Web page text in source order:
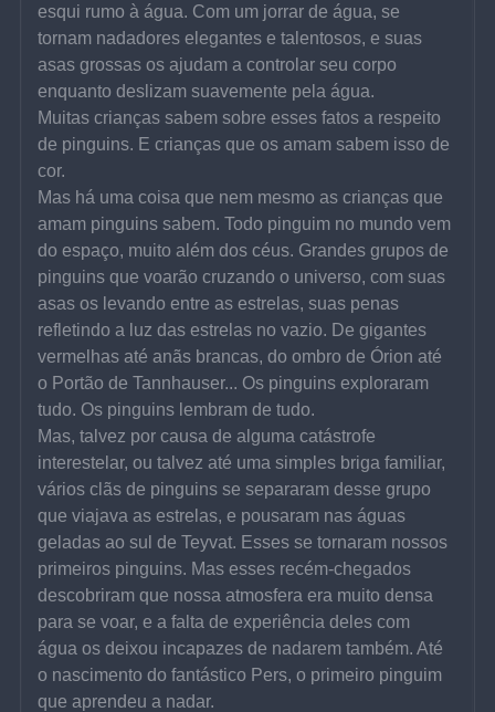
esqui rumo à água. Com um jorrar de água, se
tornam nadadores elegantes e talentosos, e suas
asas grossas os ajudam a controlar seu corpo
enquanto deslizam suavemente pela água.
Muitas crianças sabem sobre esses fatos a respeito
de pinguins. E crianças que os amam sabem isso de
cor.
Mas há uma coisa que nem mesmo as crianças que
amam pinguins sabem. Todo pinguim no mundo vem
do espaço, muito além dos céus. Grandes grupos de
pinguins que voarão cruzando o universo, com suas
asas os levando entre as estrelas, suas penas
refletindo a luz das estrelas no vazio. De gigantes
vermelhas até anãs brancas, do ombro de Órion até
o Portão de Tannhauser... Os pinguins exploraram
tudo. Os pinguins lembram de tudo.
Mas, talvez por causa de alguma catástrofe
interestelar, ou talvez até uma simples briga familiar,
vários clãs de pinguins se separaram desse grupo
que viajava as estrelas, e pousaram nas águas
geladas ao sul de Teyvat. Esses se tornaram nossos
primeiros pinguins. Mas esses recém-chegados
descobriram que nossa atmosfera era muito densa
para se voar, e a falta de experiência deles com
água os deixou incapazes de nadarem também. Até
o nascimento do fantástico Pers, o primeiro pinguim
que aprendeu a nadar.